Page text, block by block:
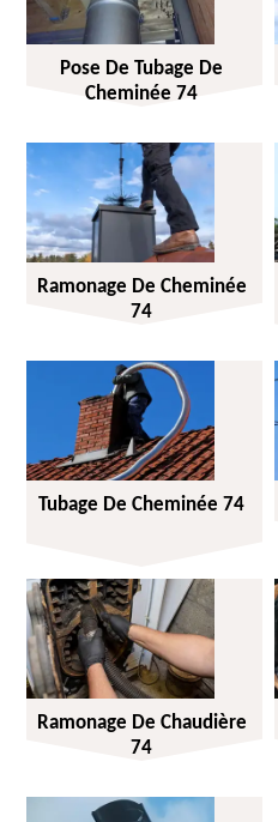
Pose De Tubage De
Cheminée 74
Ramonage De Cheminée
74
Tubage De Cheminée 74
Ramonage De Chaudière
74